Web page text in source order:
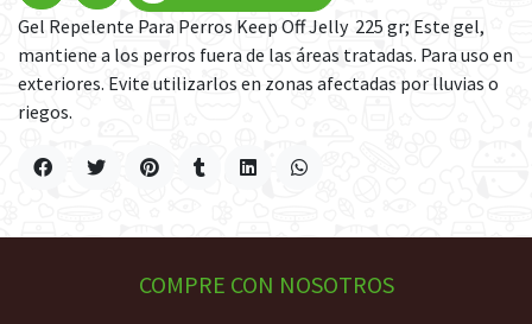
Gel Repelente Para Perros Keep Off Jelly 225 gr; Este gel,
mantiene a los perros fuera de las áreas tratadas. Para uso en
exteriores. Evite utilizarlos en zonas afectadas por lluvias o
riegos.
COMPRE CON NOSOTROS